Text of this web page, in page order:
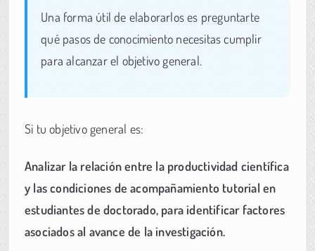
Una forma útil de elaborarlos es preguntarte
qué pasos de conocimiento necesitas cumplir
para alcanzar el objetivo general.
Si tu objetivo general es:
Analizar la relación entre la productividad científica
y las condiciones de acompañamiento tutorial en
estudiantes de doctorado, para identificar factores
asociados al avance de la investigación.